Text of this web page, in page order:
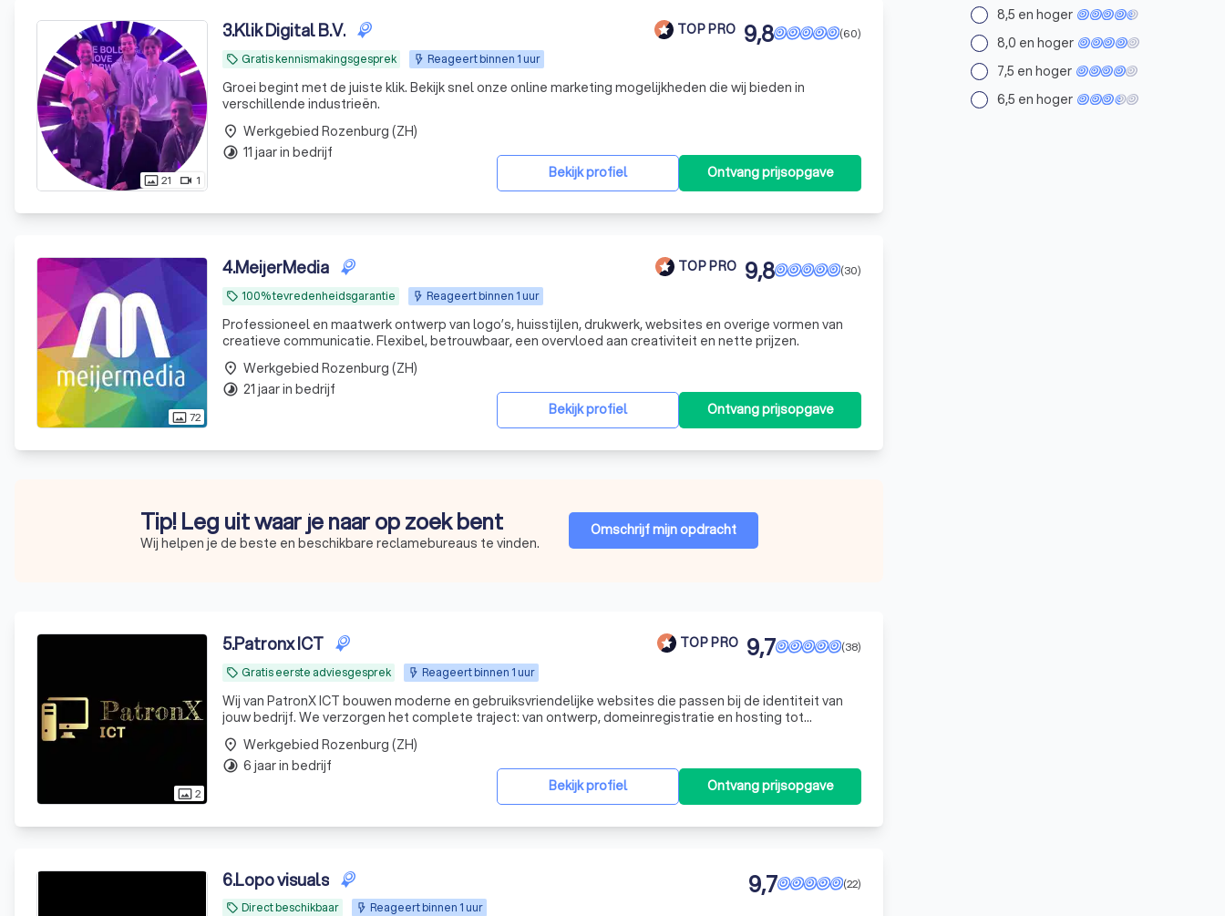
photo_size_select_actual21 videocam 1
3.Klik Digital B.V. TOP PRO
local_offer Gratis kennismakingsgesprek Reageert binnen 1 uur
(60)
9,8
Groei begint met de juiste klik. Bekijk snel onze online marketing mogelijkheden die wij bieden in
verschillende industrieën.
Bekijk profiel Ontvang prijsopgave
place Werkgebied Rozenburg (ZH)
timelapse 11 jaar in bedrijf
photo_size_select_actual72
4.MeijerMedia TOP PRO
local_offer 100% tevredenheidsgarantie Reageert binnen 1 uur
(30)
9,8
Professioneel en maatwerk ontwerp van logo’s, huisstijlen, drukwerk, websites en overige vormen van
creatieve communicatie. Flexibel, betrouwbaar, een overvloed aan creativiteit en nette prijzen.
Bekijk profiel Ontvang prijsopgave
place Werkgebied Rozenburg (ZH)
timelapse 21 jaar in bedrijf
Tip! Leg uit waar je naar op zoek bent
Wij helpen je de beste en beschikbare reclamebureaus te vinden.
Omschrijf mijn opdracht
photo_size_select_actual2
5.Patronx ICT TOP PRO
local_offer Gratis eerste adviesgesprek Reageert binnen 1 uur
(38)
9,7
Wij van PatronX ICT bouwen moderne en gebruiksvriendelijke websites die passen bij de identiteit van
jouw bedrijf. We verzorgen het complete traject: van ontwerp, domeinregistratie en hosting tot
beveiliging, onderhoud en zoekmachineoptimalisatie (SEO). Daarnaast ondersteunen wij bij e-mail,
Microso
Bekijk profiel
Ontvang prijsopgave
place Werkgebied Rozenburg (ZH)
timelapse 6 jaar in bedrijf
6.Lopo visuals
local_offer Direct beschikbaar Reageert binnen 1 uur
(22)
9,7
8,5 en hoger
8,0 en hoger
7,5 en hoger
6,5 en hoger